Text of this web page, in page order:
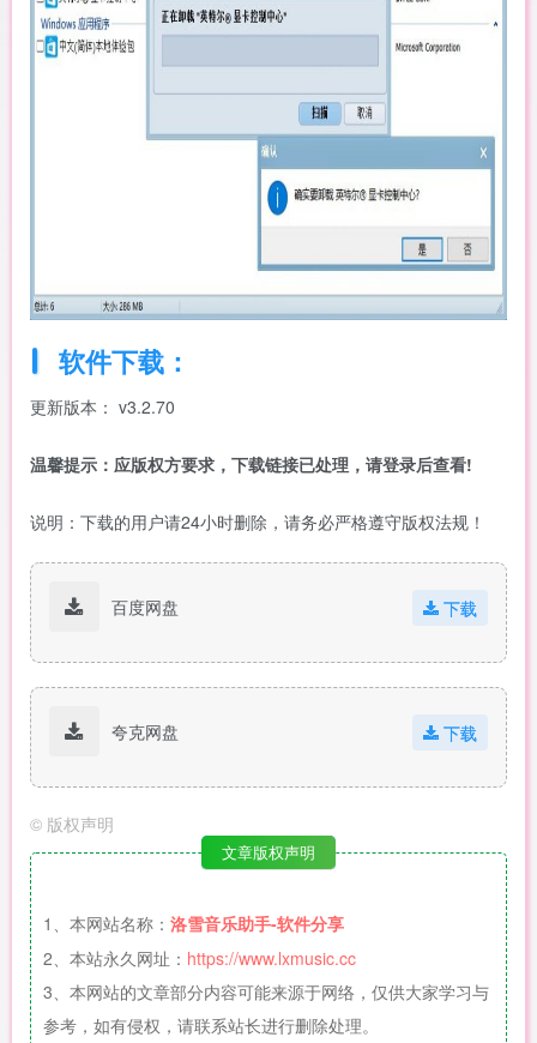
软件下载：
更新版本： v3.2.70
温馨提示：应版权方要求，下载链接已处理，请登录后查看!
说明：下载的用户请24小时删除，请务必严格遵守版权法规！
百度网盘 下载
夸克网盘 下载
© 版权声明
文章版权声明
1、本网站名称： 洛雪音乐助手-软件分享
2、本站永久网址： https://www.lxmusic.cc
3、本网站的文章部分内容可能来源于网络，仅供大家学习与
参考，如有侵权，请联系站长进行删除处理。